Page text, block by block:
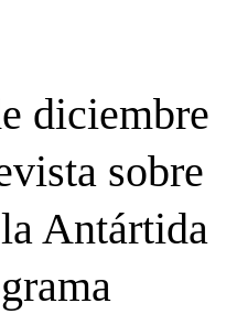
diciembre
sobre
Antártida